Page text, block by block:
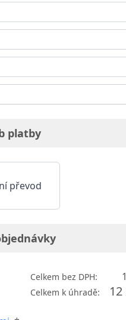
platby
převod
Celkem bez DPH:
Celkem k úhradě: 12